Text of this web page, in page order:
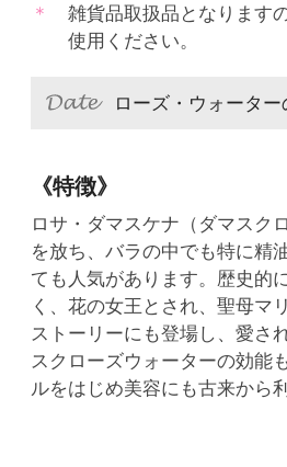
雑貨品取扱品となります
使用ください。
ローズ・ウォーター
《特徴》
ロサ・ダマスケナ（ダマスク
を放ち、バラの中でも特に精
ても人気があります。歴史的
く、花の女王とされ、聖母マ
ストーリーにも登場し、愛さ
スクローズウォーターの効能
ルをはじめ美容にも古来から